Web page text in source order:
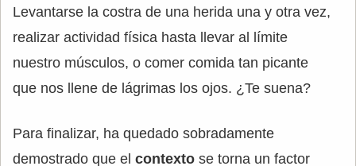
Levantarse la costra de una herida una y otra vez,
realizar actividad física hasta llevar al límite
nuestro músculos, o comer comida tan picante
que nos llene de lágrimas los ojos. ¿Te suena?
Para finalizar, ha quedado sobradamente
demostrado que el contexto se torna un factor